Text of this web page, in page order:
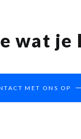
wat je
MET ONS OP